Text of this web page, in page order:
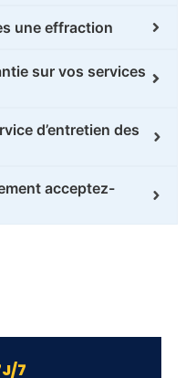
une effraction
sur vos services
d’entretien des
acceptez-
7